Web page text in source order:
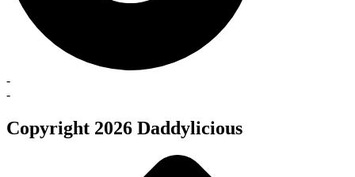
-
-
Copyright 2026 Daddylicious